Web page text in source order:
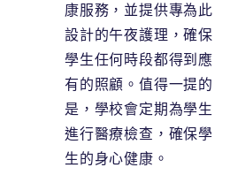
康服務，並提供專為此
設計的午夜護理，確保
學生任何時段都得到應
有的照顧。值得一提的
是，學校會定期為學生
進行醫療檢查，確保學
生的身心健康。